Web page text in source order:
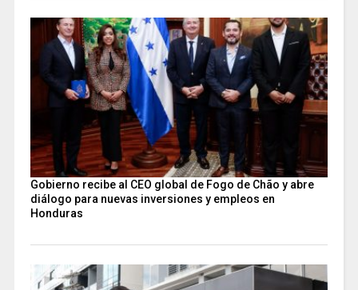
Gobierno recibe al CEO global de Fogo de Chão y abre
diálogo para nuevas inversiones y empleos en
Honduras